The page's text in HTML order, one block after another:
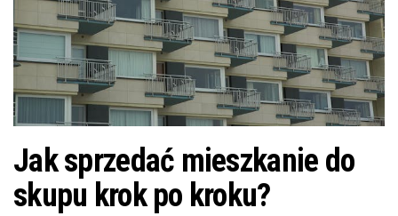
Jak sprzedać mieszkanie do
skupu krok po kroku?